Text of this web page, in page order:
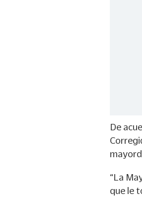
De
“La
que le